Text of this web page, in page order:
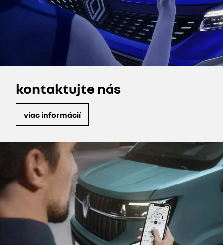
kontaktujte nás
viac informácií